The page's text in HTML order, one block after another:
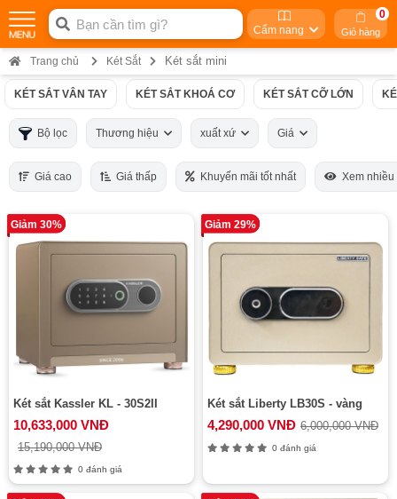
Cẩm nang Giỏ hàng
0
Trang chủ Két Sắt Két sắt mini
KÉT SẮT VÂN TAY KÉT SẮT KHOÁ CƠ KÉT SẮT CỠ LỚN
Bộ lọc Thương hiệu xuất xứ Giá
Giá cao Giá thấp Khuyến mãi tốt nhất Xem nhiều
Giảm 30%
Két sắt Kassler KL - 30S2II
10,633,000 VNĐ
15,190,000 VNĐ
0 đánh giá
Giảm 29%
Két sắt Liberty LB30S - vàng
4,290,000 VNĐ 6,000,000 VNĐ
0 đánh giá